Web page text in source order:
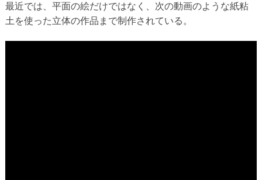
最近では、平面の絵だけではなく、次の動画のような紙粘
土を使った立体の作品まで制作されている。